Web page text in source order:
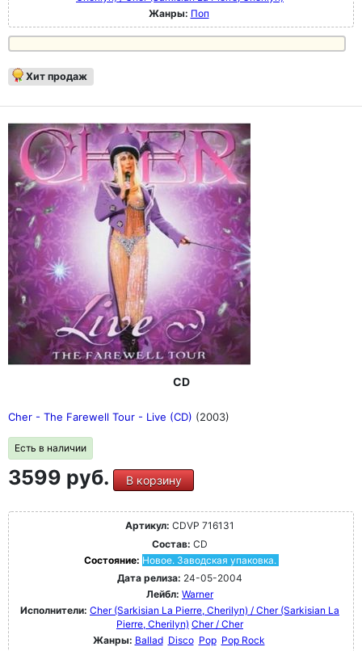
Жанры: Поп
Хит продаж
CD
Cher - The Farewell Tour - Live (CD) (2003)
Есть в наличии
3599 руб. В корзину
Артикул: CDVP 716131
Состав: CD
Состояние: Новое. Заводская упаковка.
Дата релиза: 24-05-2004
Лейбл: Warner
Исполнители: Cher (Sarkisian La Pierre, Cherilyn) / Cher (Sarkisian La
Pierre, Cherilyn) Cher / Cher
Жанры: Ballad Disco Pop Pop Rock